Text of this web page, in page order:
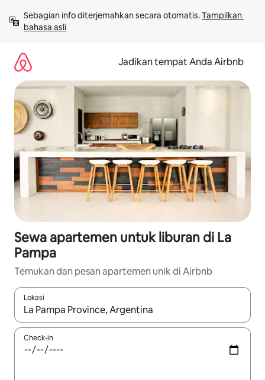
langsung
lihat
Sebagian info diterjemahkan secara otomatis. Tampilkan
bahasa asli
Jadikan tempat Anda Airbnb
Sewa apartemen untuk liburan di La
Pampa
Temukan dan pesan apartemen unik di Airbnb
Lokasi
Jika hasil yang dicari tersedia, telusuri dengan tombol panah
Check-in